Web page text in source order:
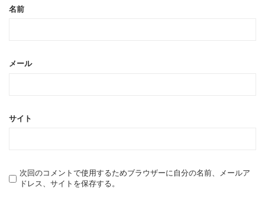
名前
メール
サイト
次回のコメントで使用するためブラウザーに自分の名前、メールア
ドレス、サイトを保存する。